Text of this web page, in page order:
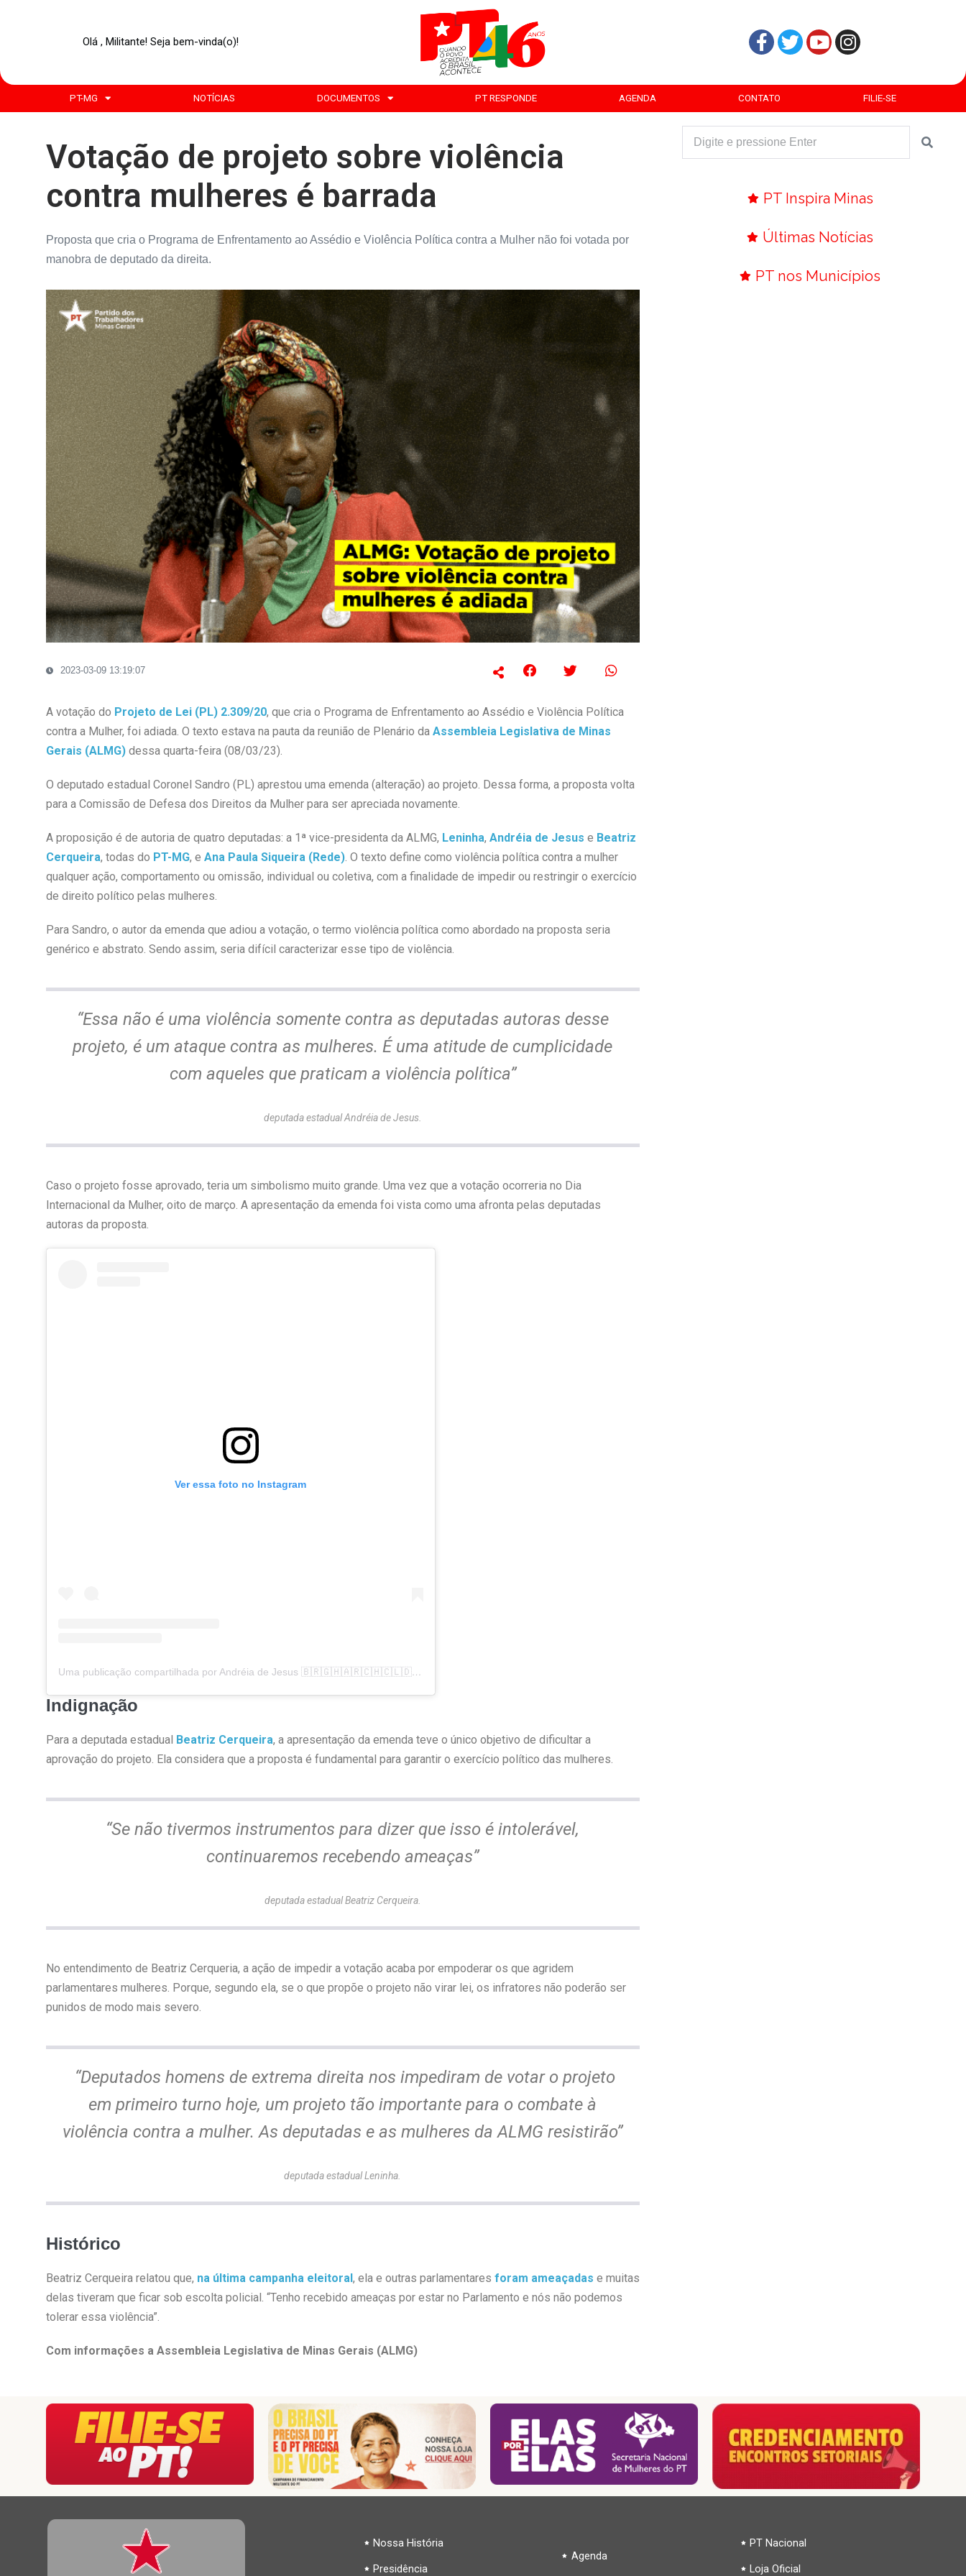
Olá , Militante! Seja bem-vinda(o)!
PT-MG NOTÍCIAS DOCUMENTOS PT RESPONDE AGENDA CONTATO FILIE-SE
Votação de projeto sobre violência
contra mulheres é barrada
Proposta que cria o Programa de Enfrentamento ao Assédio e Violência Política contra a Mulher não foi votada por
manobra de deputado da direita.
2023-03-09 13:19:07
A votação do Projeto de Lei (PL) 2.309/20, que cria o Programa de Enfrentamento ao Assédio e Violência Política
contra a Mulher, foi adiada. O texto estava na pauta da reunião de Plenário da Assembleia Legislativa de Minas
Gerais (ALMG)dessa quarta-feira (08/03/23).
O deputado estadual Coronel Sandro (PL) aprestou uma emenda (alteração) ao projeto. Dessa forma, a proposta volta
para a Comissão de Defesa dos Direitos da Mulher para ser apreciada novamente.
A proposição é de autoria de quatro deputadas: a 1ª vice-presidenta da ALMG, Leninha, Andréia de Jesus e Beatriz
Cerqueira, todas do PT-MG, e Ana Paula Siqueira (Rede). O texto define como violência política contra a mulher
qualquer ação, comportamento ou omissão, individual ou coletiva, com a finalidade de impedir ou restringir o exercício
de direito político pelas mulheres.
Para Sandro, o autor da emenda que adiou a votação, o termo violência política como abordado na proposta seria
genérico e abstrato. Sendo assim, seria difícil caracterizar esse tipo de violência.
“Essa não é uma violência somente contra as deputadas autoras desse
projeto, é um ataque contra as mulheres. É uma atitude de cumplicidade
com aqueles que praticam a violência política”
deputada estadual Andréia de Jesus.
Caso o projeto fosse aprovado, teria um simbolismo muito grande. Uma vez que a votação ocorreria no Dia
Internacional da Mulher, oito de março. A apresentação da emenda foi vista como uma afronta pelas deputadas
autoras da proposta.
Ver essa foto no Instagram
Uma publicação compartilhada por Andréia de Jesus 🇧🇷🇬🇭🇦🇷🇨🇭🇨🇱🇩🇪 (@andreiadejesuus)
Indignação
Para a deputada estadual Beatriz Cerqueira, a apresentação da emenda teve o único objetivo de dificultar a
aprovação do projeto. Ela considera que a proposta é fundamental para garantir o exercício político das mulheres.
“Se não tivermos instrumentos para dizer que isso é intolerável,
continuaremos recebendo ameaças”
deputada estadual Beatriz Cerqueira.
No entendimento de Beatriz Cerqueria, a ação de impedir a votação acaba por empoderar os que agridem
parlamentares mulheres. Porque, segundo ela, se o que propõe o projeto não virar lei, os infratores não poderão ser
punidos de modo mais severo.
“Deputados homens de extrema direita nos impediram de votar o projeto
em primeiro turno hoje, um projeto tão importante para o combate à
violência contra a mulher. As deputadas e as mulheres da ALMG resistirão”
deputada estadual Leninha.
Histórico
Beatriz Cerqueira relatou que, na última campanha eleitoral, ela e outras parlamentares foram ameaçadas e muitas
delas tiveram que ficar sob escolta policial. “Tenho recebido ameaças por estar no Parlamento e nós não podemos
tolerar essa violência”.
Com informações a Assembleia Legislativa de Minas Gerais (ALMG)
PT Inspira Minas
Últimas Notícias
PT nos Municípios
Nossa História
Presidência
Agenda
PT Nacional
Loja Oficial